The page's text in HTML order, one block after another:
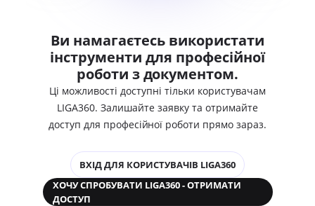
Ви намагаєтесь використати
інструменти для професійної
роботи з документом.
Ці можливості доступні тільки користувачам
LIGA360. Залишайте заявку та отримайте
доступ для професійної роботи прямо зараз.
ВХІД ДЛЯ КОРИСТУВАЧІВ LIGA360
ХОЧУ СПРОБУВАТИ LIGA360 - ОТРИМАТИ
ДОСТУП